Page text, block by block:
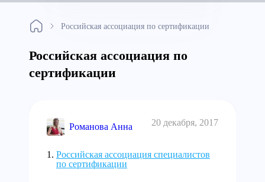
Российская ассоциация по сертификации
Российская ассоциация по
сертификации
Романова Анна 20 декабря, 2017
Российская ассоциация специалистов
по сертификации